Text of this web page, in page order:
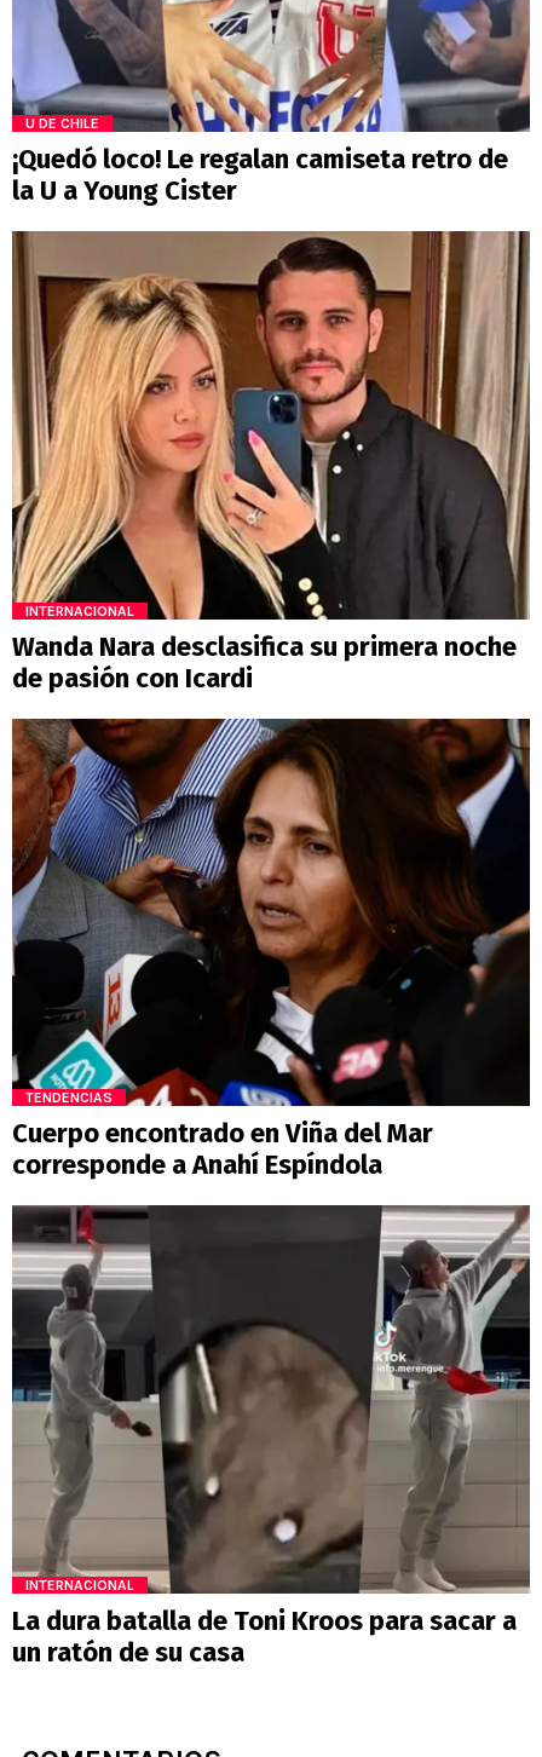
U DE CHILE
¡Quedó loco! Le regalan camiseta retro de
la U a Young Cister
INTERNACIONAL
Wanda Nara desclasifica su primera noche
de pasión con Icardi
TENDENCIAS
Cuerpo encontrado en Viña del Mar
corresponde a Anahí Espíndola
INTERNACIONAL
La dura batalla de Toni Kroos para sacar a
un ratón de su casa